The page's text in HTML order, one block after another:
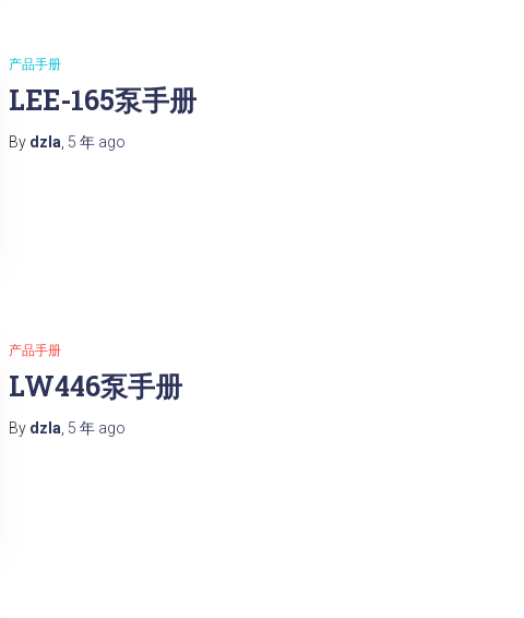
产品手册
LEE-165泵手册
By dzla 5 年 ago
产品手册
LW446泵手册
By dzla, 5 年 ago